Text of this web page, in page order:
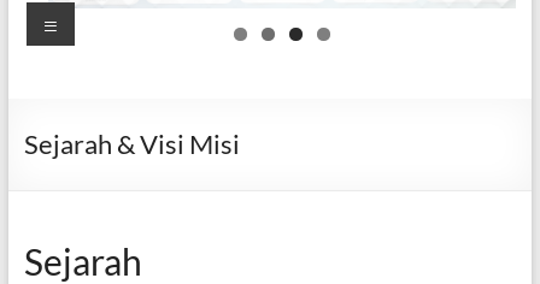
Goalpara
dan
Menu
Sejarah & Visi Misi
Sejarah